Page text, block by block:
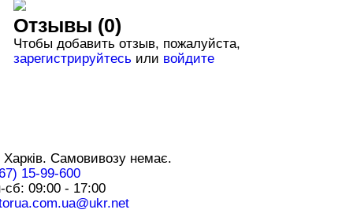
Отзывы (0)
Чтобы добавить отзыв, пожалуйста,
зарегистрируйтесьили войдите
Самовивозу немає.
15-99-600
сб: 09:00 - 17:00